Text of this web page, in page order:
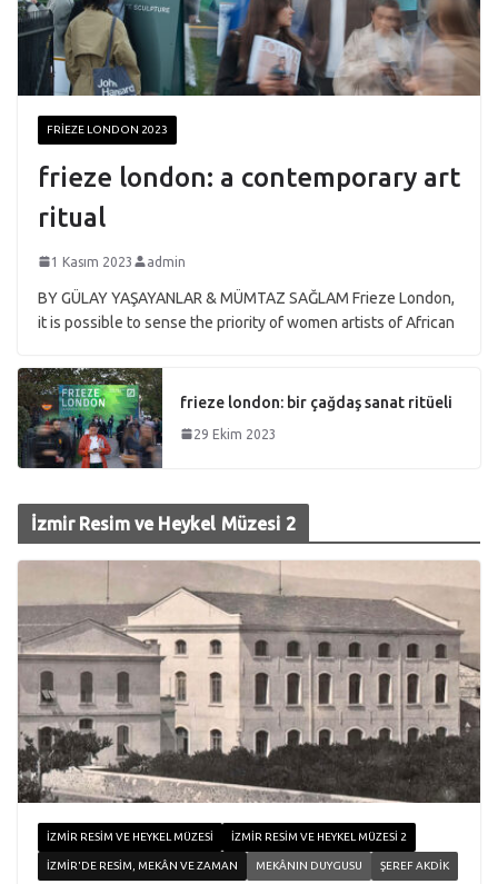
FRIEZE LONDON 2023
frieze london: a contemporary art
ritual
1 Kasım 2023 admin
BY GÜLAY YAŞAYANLAR & MÜMTAZ SAĞLAM Frieze London,
it is possible to sense the priority of women artists of African
frieze london: bir çağdaş sanat ritüeli
29 Ekim 2023
İzmir Resim ve Heykel Müzesi 2
İZMIR RESIM VE HEYKEL MÜZESI İZMIR RESIM VE HEYKEL MÜZESI 2
İZMIR'DE RESIM, MEKÂN VE ZAMAN MEKÂNIN DUYGUSU ŞEREF AKDIK